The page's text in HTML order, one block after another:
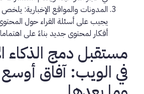
المدونات والمواقع الإخبارية: يلخص
يجيب على أسئلة القراء حول
أفكار لمحتوى جديد بناءً على
مستقبل دمج الذكاء